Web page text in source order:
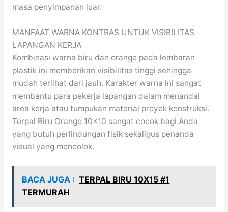
masa penyimpanan luar.
MANFAAT WARNA KONTRAS UNTUK VISIBILITAS
LAPANGAN KERJA
Kombinasi warna biru dan orange pada lembaran
plastik ini memberikan visibilitas tinggi sehingga
mudah terlihat dari jauh. Karakter warna ini sangat
membantu para pekerja lapangan dalam menandai
area kerja atau tumpukan material proyek konstruksi.
Terpal Biru Orange 10×10 sangat cocok bagi Anda
yang butuh perlindungan fisik sekaligus penanda
visual yang mencolok.
BACA JUGA : TERPAL BIRU 10X15 #1
TERMURAH